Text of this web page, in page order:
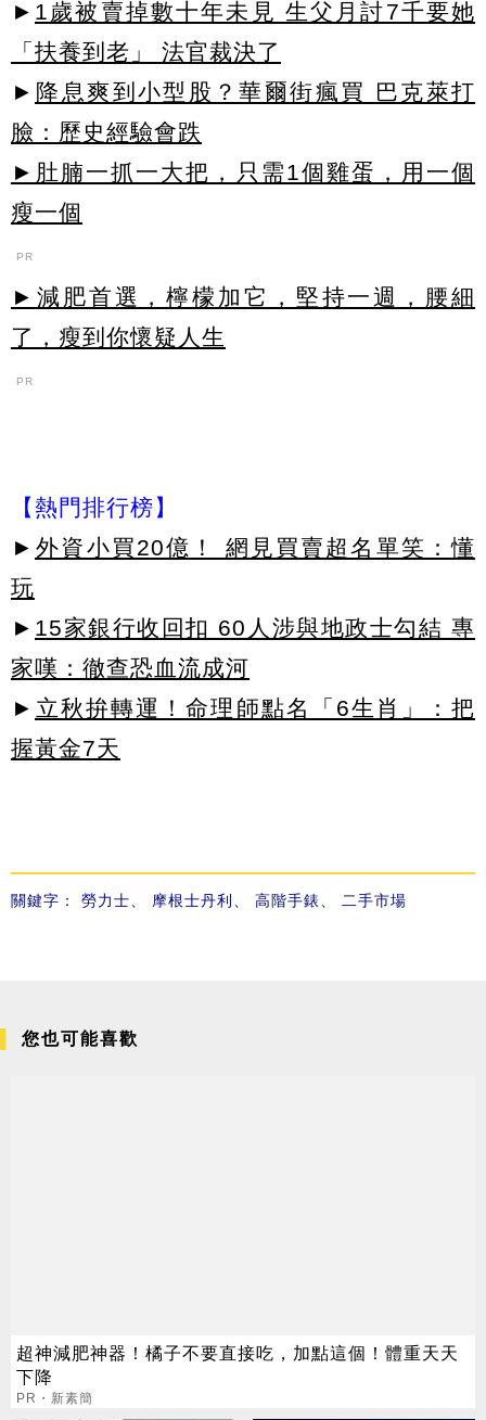
► 1歲被賣掉數十年未見 生父月討7千要她
「扶養到老」 法官裁決了
► 降息爽到小型股？華爾街瘋買 巴克萊打
臉：歷史經驗會跌
►肚腩一抓一大把，只需1個雞蛋，用一個
瘦一個
PR
►減肥首選，檸檬加它，堅持一週，腰細
了，瘦到你懷疑人生
PR
【熱門排行榜】
► 外資小買20億！ 網見買賣超名單笑：懂
玩
► 15家銀行收回扣 60人涉與地政士勾結 專
家嘆：徹查恐血流成河
► 立秋拚轉運！命理師點名「6生肖」：把
握黃金7天
關鍵字： 勞力士 摩根士丹利 高階手錶 二手市場
您也可能喜歡
超神減肥神器！橘子不要直接吃，加點這個！體重天天
下降
PR・新素簡